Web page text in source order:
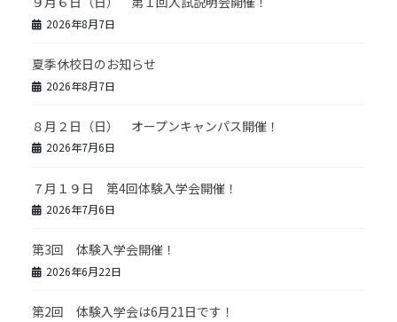
2026年8月7日
夏季休校日のお知らせ
2026年8月7日
８月２日（日） オープンキャンパス開催！
2026年7月6日
７月１９日 第4回体験入学会開催！
2026年7月6日
第3回 体験入学会開催！
2026年6月22日
第2回 体験入学会は6月21日です！